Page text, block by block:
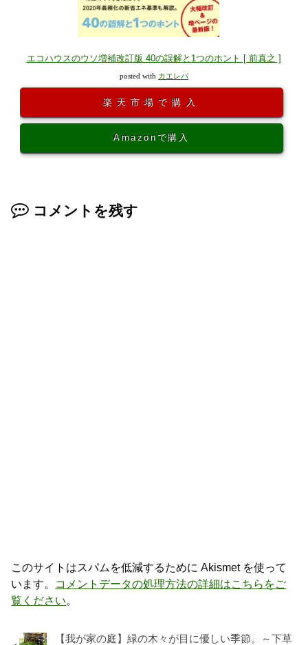
エコハウスのウソ増補改訂版 40の誤解と1つのホント [ 前真之 ]
posted with カエレバ
楽天市場で購入
Amazonで購入
コメントを残す
このサイトはスパムを低減するために Akismet を使って
います。 コメントデータの処理方法の詳細はこちらをご
覧ください。
【我が家の庭】緑の木々が目に優しい季節。～下草